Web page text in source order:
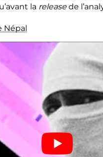
la releasede
Népal